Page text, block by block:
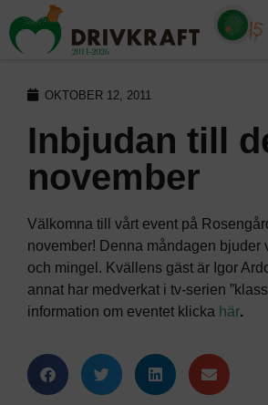
OKTOBER 12, 2011
Inbjudan till
november
Välkomna till vårt event på
november! Denna måndagen bjuder
och mingel. Kvällens gäst är Igor
annat har medverkat i tv-serien
information om eventet klicka här.